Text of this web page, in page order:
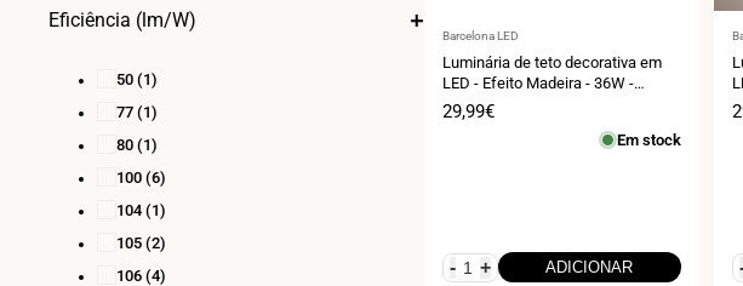
Fornecedor:
Barcelona LED
Luminária de teto decorativa em
LED - Efeito Madeira - 36W -
4000K - 120cm - IP20
Preço
29,99€
Em stock
- + ADICIONAR
Eficiência (lm/W)
50 (1)
77 (1)
80 (1)
100 (6)
104 (1)
105 (2)
106 (4)